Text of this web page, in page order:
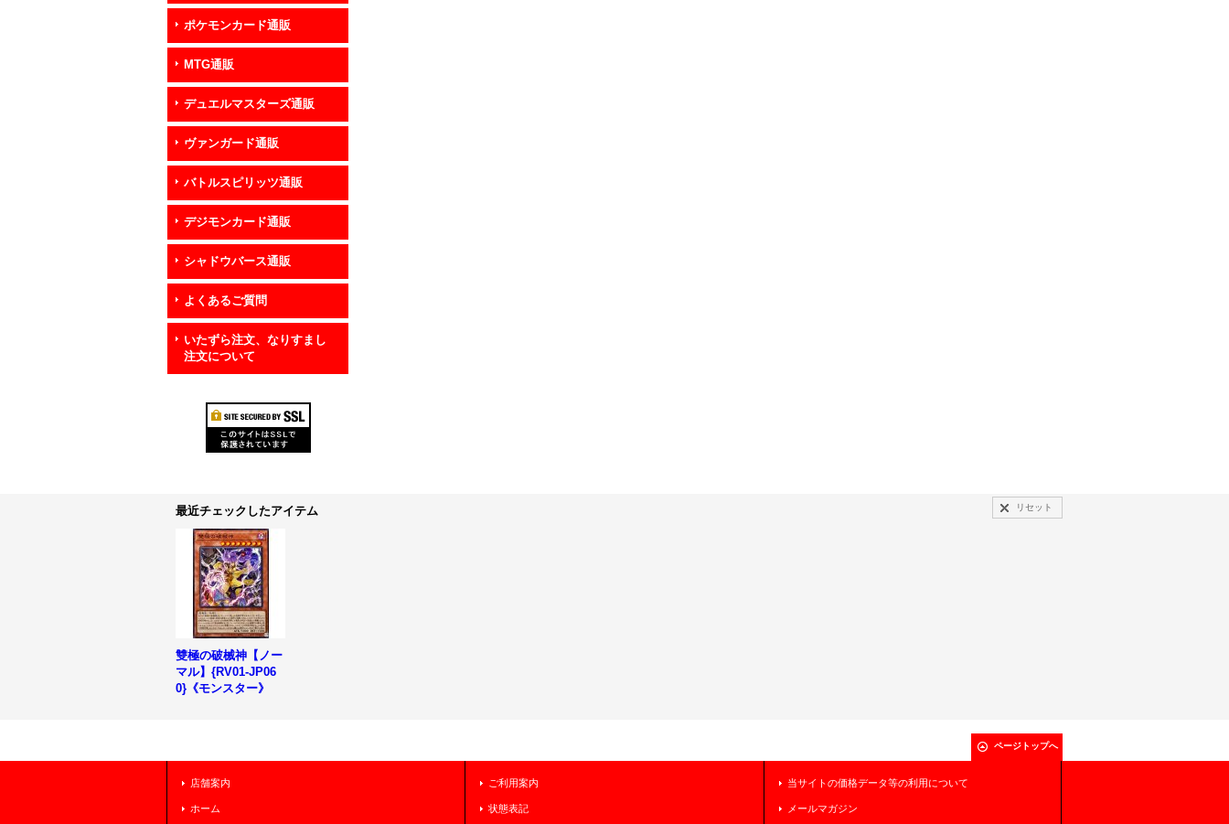
ポケモンカード通販
MTG通販
デュエルマスターズ通販
ヴァンガード通販
バトルスピリッツ通販
デジモンカード通販
シャドウバース通販
よくあるご質問
いたずら注文、なりすまし
注文について
最近チェックしたアイテム リセット
雙極の破械神【ノー
マル】{RV01-JP06
0}《モンスター》
ページトップへ
店舗案内
ホーム
ご利用案内
状態表記
当サイトの価格データ等の利用について
メールマガジン